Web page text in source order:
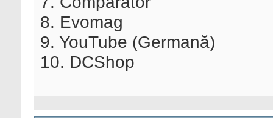
8. Evomag
9. YouTube (Germană)
10. DCShop